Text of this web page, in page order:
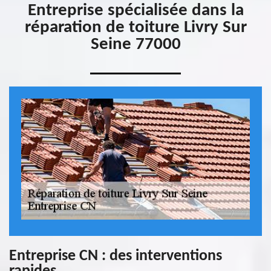
Entreprise spécialisée dans la
réparation de toiture Livry Sur
Seine 77000
Entreprise CN : des interventions